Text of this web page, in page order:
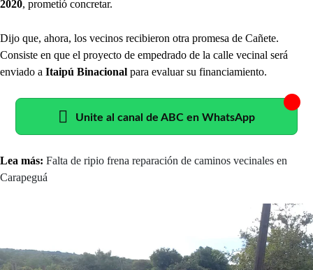
2020, prometió concretar.
Dijo que, ahora, los vecinos recibieron otra promesa de Cañete.
Consiste en que el proyecto de empedrado de la calle vecinal será
enviado a Itaipú Binacional para evaluar su financiamiento.
Unite al canal de ABC en WhatsApp
Lea más: Falta de ripio frena reparación de caminos vecinales en
Carapeguá